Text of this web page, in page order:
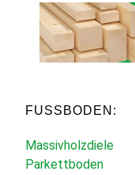
FUSSBODEN:
Massivholzdiele
Parkettboden